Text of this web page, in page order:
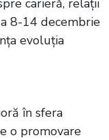
carieră, relații
8-14 decembrie
evoluția
în sfera
o promovare